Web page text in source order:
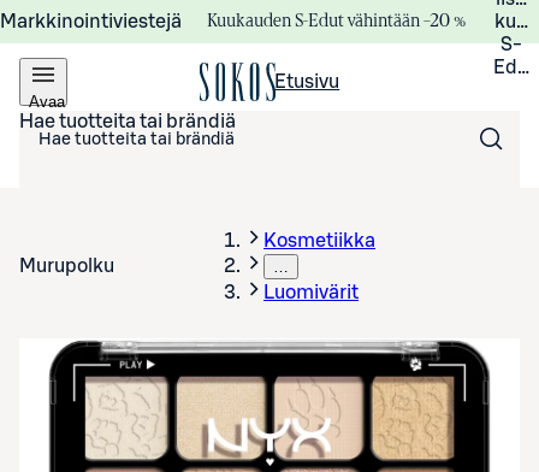
Markkinointiviestejä Kuukauden S-Edut vähintään –20 %
S-
Avaa
valikko
Etusivu
Hae tuotteita tai brändiä
Murupolku
Kosmetiikka
…
Luomivärit